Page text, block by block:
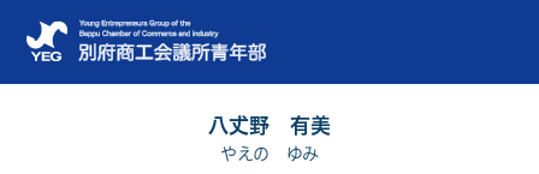
八𠀋野 有美
やえの ゆみ